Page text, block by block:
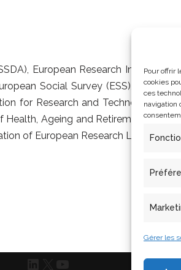
Pour offrir
cookies
ces
navigation
Gérer les
European Research
Social Survey (ESS), French
for Research and Technology
Ageing and Retirement in
of European Research Libraries